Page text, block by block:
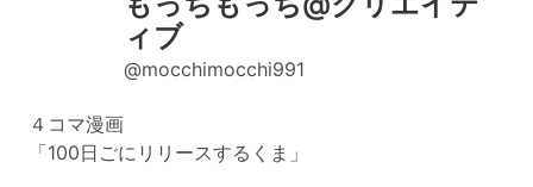
ィブ
@mocchimocchi991
４コマ漫画
「100日ごにリリースするくま」